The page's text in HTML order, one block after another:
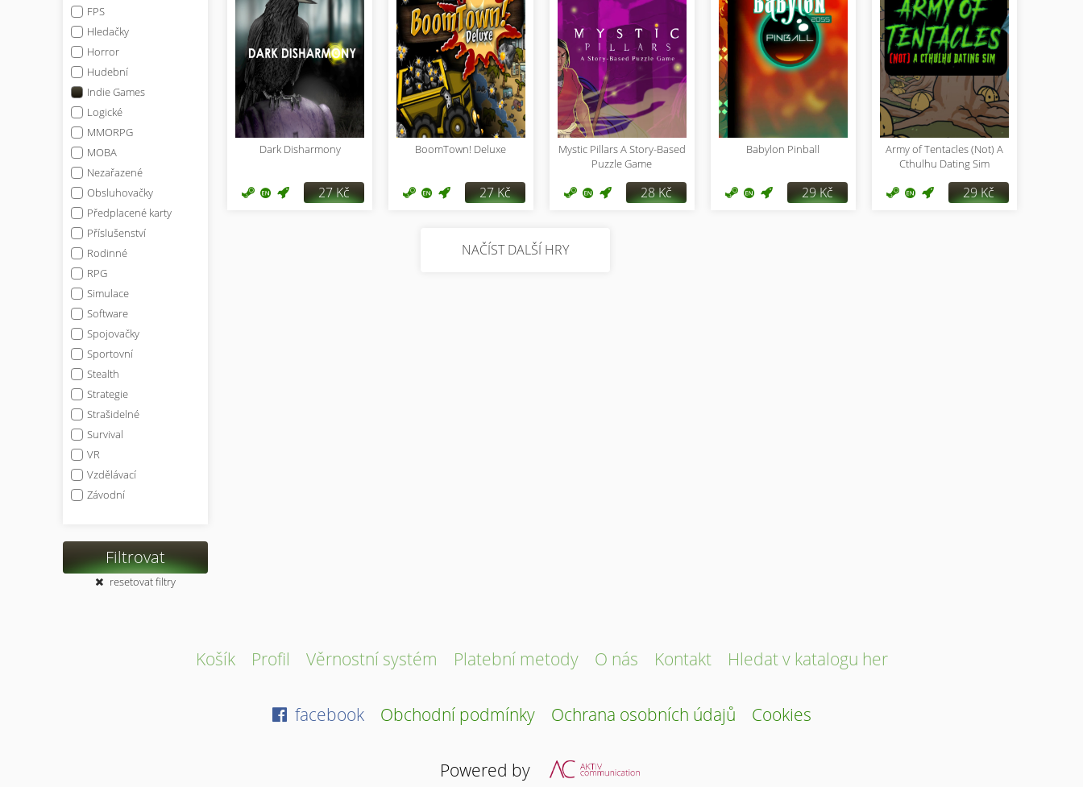
FPS
Hledačky
Horror
Hudební
Indie Games
Logické
MMORPG
MOBA
Nezařazené
Obsluhovačky
Předplacené karty
Příslušenství
Rodinné
RPG
Simulace
Software
Spojovačky
Sportovní
Stealth
Strategie
Strašidelné
Survival
VR
Vzdělávací
Závodní
Filtrovat
resetovat filtry
Dark Disharmony
27 Kč
BoomTown! Deluxe
27 Kč
Mystic Pillars A Story-Based
Puzzle Game
28 Kč
Babylon Pinball
29 Kč
Army of Tentacles (Not) A
Cthulhu Dating Sim
29 Kč
NAČÍST DALŠÍ HRY
Košík Profil Věrnostní systém Platební metody O nás Kontakt Hledat v katalogu her
facebook Obchodní podmínky Ochrana osobních údajů Cookies
Powered by